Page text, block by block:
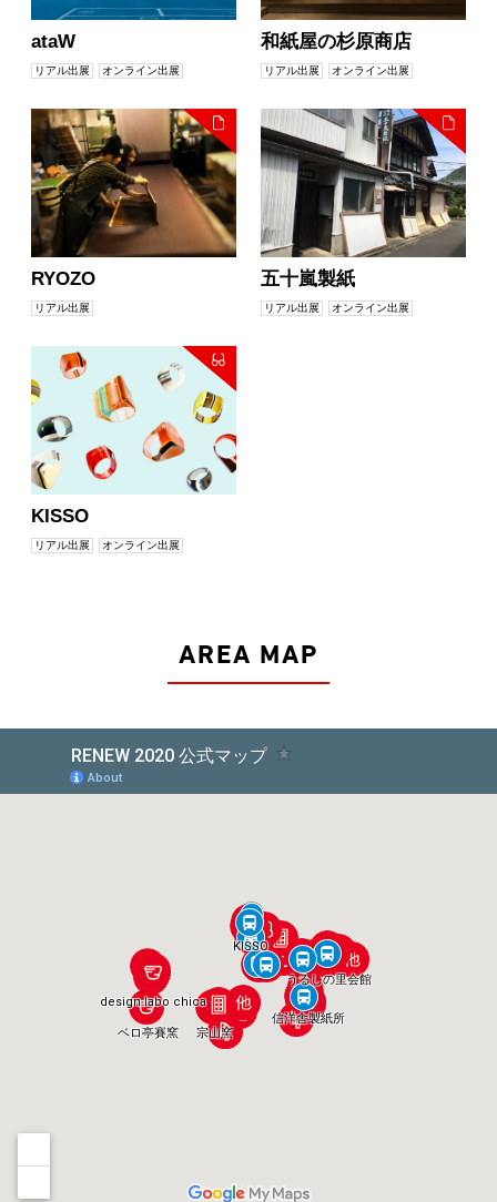
ataW
リアル出展 オンライン出展
和紙屋の杉原商店
リアル出展 オンライン出展
RYOZO
リアル出展
五十嵐製紙
リアル出展 オンライン出展
KISSO
リアル出展 オンライン出展
AREA MAP